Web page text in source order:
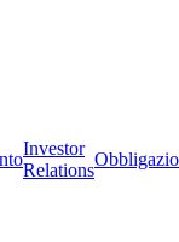
Investor
Relations